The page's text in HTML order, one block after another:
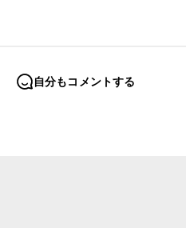
自分もコメントする